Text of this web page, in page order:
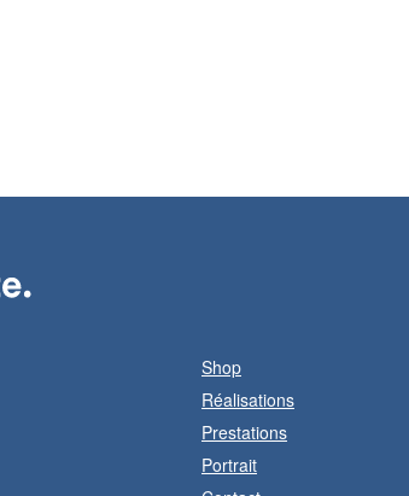
Shop
Réalisations
Prestations
Portrait